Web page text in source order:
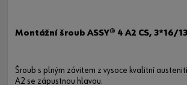
Montážní šroub ASSY® 4 A2 CS, 3*16/13
Šroub s plným závitem z vysoce kvalitní
A2 se zápustnou hlavou.